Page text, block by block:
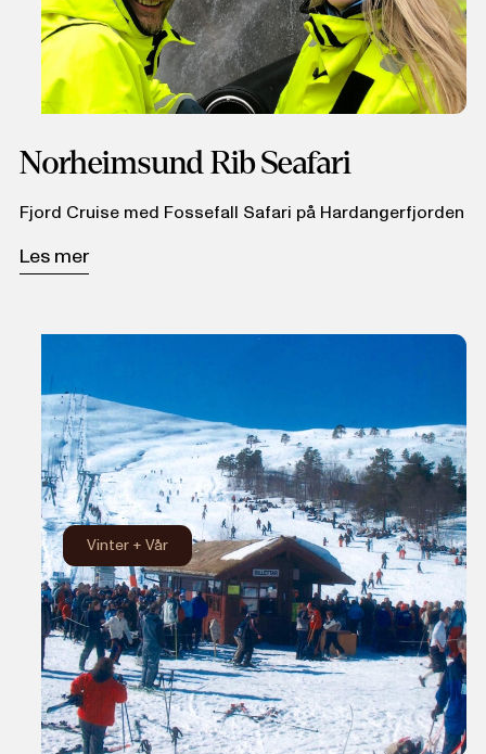
Norheimsund Rib Seafari
Fjord Cruise med Fossefall Safari på Hardangerfjorden
Les mer
Vinter + Vår